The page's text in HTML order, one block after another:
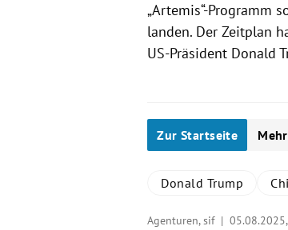
„Artemis“-Programm
landen. Der Zeitplan
US-Präsident Donald
Zur Startseite
Donald Trump
Agenturen, sif |